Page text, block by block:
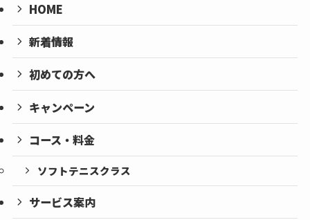
HOME
新着情報
初めての方へ
キャンペーン
コース・料金
ソフトテニスクラス
サービス案内